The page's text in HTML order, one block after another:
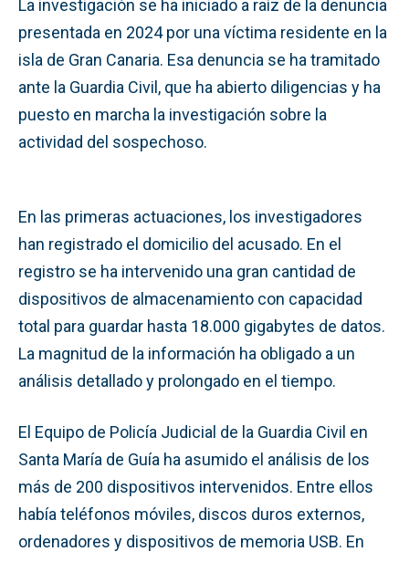
La investigación se ha iniciado a raíz de la denuncia
presentada en 2024 por una víctima residente en la
isla de Gran Canaria. Esa denuncia se ha tramitado
ante la Guardia Civil, que ha abierto diligencias y ha
puesto en marcha la investigación sobre la
actividad del sospechoso.
En las primeras actuaciones, los investigadores
han registrado el domicilio del acusado. En el
registro se ha intervenido una gran cantidad de
dispositivos de almacenamiento con capacidad
total para guardar hasta 18.000 gigabytes de datos.
La magnitud de la información ha obligado a un
análisis detallado y prolongado en el tiempo.
El Equipo de Policía Judicial de la Guardia Civil en
Santa María de Guía ha asumido el análisis de los
más de 200 dispositivos intervenidos. Entre ellos
había teléfonos móviles, discos duros externos,
ordenadores y dispositivos de memoria USB. En